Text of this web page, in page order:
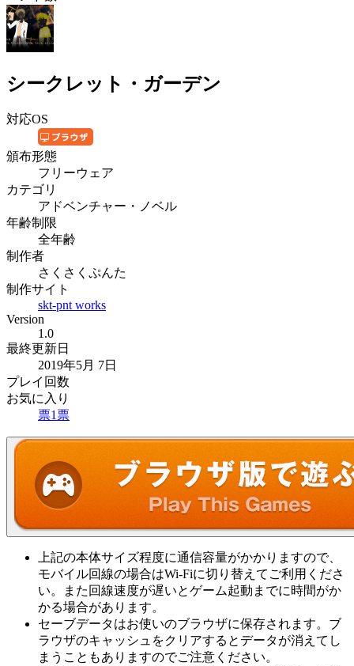
シークレット・ガーデン
対応OS
頒布形態
フリーウェア
カテゴリ
アドベンチャー・ノベル
年齢制限
全年齢
制作者
さくさくぷんた
制作サイト
skt-pnt works
Version
1.0
最終更新日
2019年5月 7日
プレイ回数
お気に入り
票1票
上記の本体サイズ程度に通信容量がかかりますので、
モバイル回線の場合はWi-Fiに切り替えてご利用くださ
い。また回線速度が遅いとゲーム起動までに時間がか
かる場合があります。
セーブデータはお使いのブラウザに保存されます。ブ
ラウザのキャッシュをクリアするとデータが消えてし
まうこともありますのでご注意ください。